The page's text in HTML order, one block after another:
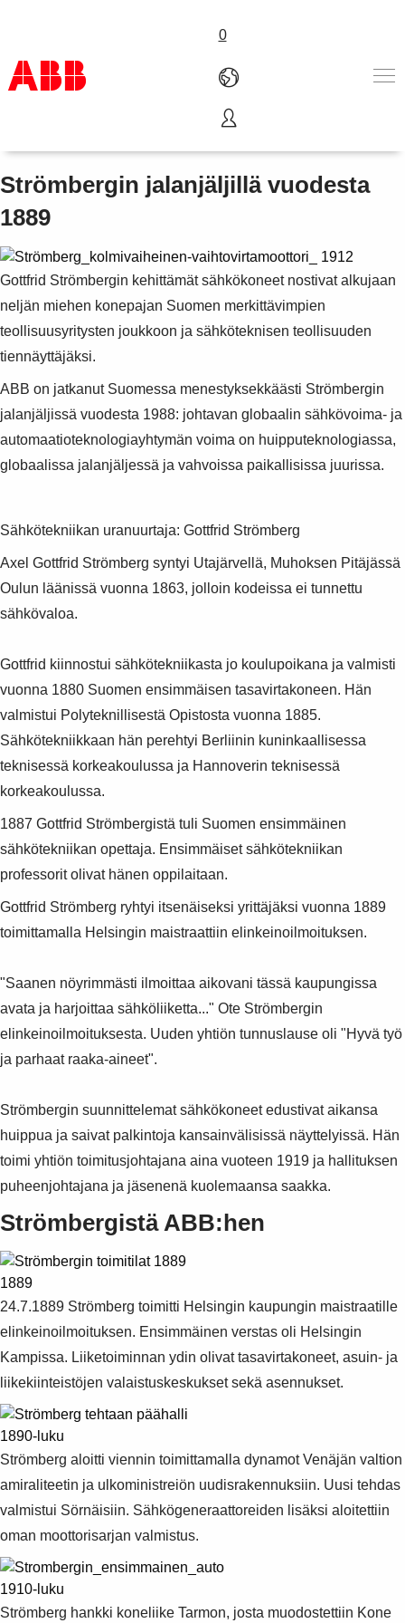
0
Tuotteet ja järjestelmät
Palvelut
ABB-uralle
Ota yhteyttä
Suggestions
Products
Shopping list preview
Suomalaiset juuret
Strömbergin jalanjäljillä vuodesta
1889
Gottfrid Strömbergin kehittämät sähkökoneet nostivat alkujaan
neljän miehen konepajan Suomen merkittävimpien
teollisuusyritysten joukkoon ja sähköteknisen teollisuuden
tiennäyttäjäksi.
ABB on jatkanut Suomessa menestyksekkäästi Strömbergin
jalanjäljissä vuodesta 1988: johtavan globaalin sähkövoima- ja
automaatioteknologiayhtymän voima on huipputeknologiassa,
globaalissa jalanjäljessä ja vahvoissa paikallisissa juurissa.
Sähkötekniikan uranuurtaja: Gottfrid Strömberg
Axel Gottfrid Strömberg syntyi Utajärvellä, Muhoksen Pitäjässä
Oulun läänissä vuonna 1863, jolloin kodeissa ei tunnettu
sähkövaloa.
Gottfrid kiinnostui sähkötekniikasta jo koulupoikana ja valmisti
vuonna 1880 Suomen ensimmäisen tasavirtakoneen. Hän
valmistui Polyteknillisestä Opistosta vuonna 1885.
Sähkötekniikkaan hän perehtyi Berliinin kuninkaallisessa
teknisessä korkeakoulussa ja Hannoverin teknisessä
korkeakoulussa.
1887 Gottfrid Strömbergistä tuli Suomen ensimmäinen
sähkötekniikan opettaja. Ensimmäiset sähkötekniikan
professorit olivat hänen oppilaitaan.
Gottfrid Strömberg ryhtyi itsenäiseksi yrittäjäksi vuonna 1889
toimittamalla Helsingin maistraattiin elinkeinoilmoituksen.
"Saanen nöyrimmästi ilmoittaa aikovani tässä kaupungissa
avata ja harjoittaa sähköliiketta..." Ote Strömbergin
elinkeinoilmoituksesta. Uuden yhtiön tunnuslause oli "Hyvä työ
ja parhaat raaka-aineet".
Strömbergin suunnittelemat sähkökoneet edustivat aikansa
huippua ja saivat palkintoja kansainvälisissä näyttelyissä. Hän
toimi yhtiön toimitusjohtajana aina vuoteen 1919 ja hallituksen
puheenjohtajana ja jäsenenä kuolemaansa saakka.
Strömbergistä ABB:hen
1889
24.7.1889 Strömberg toimitti Helsingin kaupungin maistraatille
elinkeinoilmoituksen. Ensimmäinen verstas oli Helsingin
Kampissa. Liiketoiminnan ydin olivat tasavirtakoneet, asuin- ja
liikekiinteistöjen valaistuskeskukset sekä asennukset.
1890-luku
Strömberg aloitti viennin toimittamalla dynamot Venäjän valtion
amiraliteetin ja ulkoministreiön uudisrakennuksiin. Uusi tehdas
valmistui Sörnäisiin. Sähkögeneraattoreiden lisäksi aloitettiin
oman moottorisarjan valmistus.
1910-luku
Strömberg hankki koneliike Tarmon, josta muodostettiin Kone